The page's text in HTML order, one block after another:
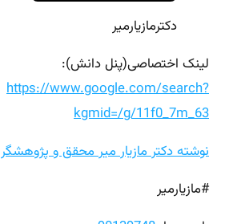
دکترمازیارمیر
لینک اختصاصی(پنل دانش):
https://www.google.com/search?
kgmid=/g/11f0_7m_63
نوشته دکتر مازیار میر محقق و پژوهشگر
#مازیارمیر